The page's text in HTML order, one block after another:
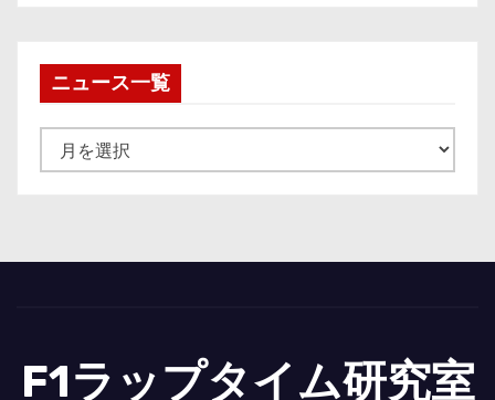
ニュース一覧
ュ
一
F1ラップタイム研究室